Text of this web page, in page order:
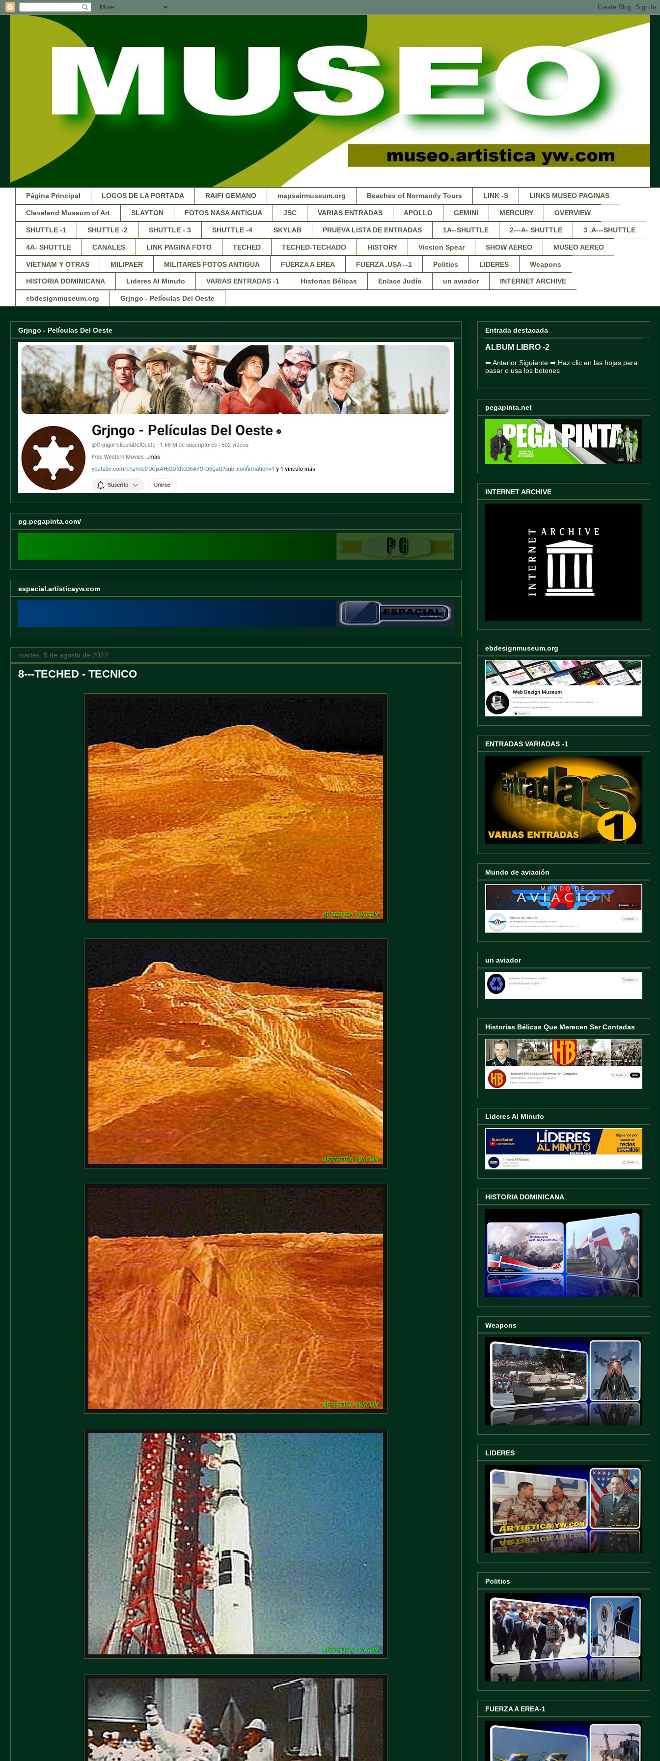
Página Principal LOGOS DE LA PORTADA RAIFI GEMANO mapsairmuseum.org Beaches of Normandy Tours LINK -S LINKS MUSEO PAGINAS
Cleveland Museum of Art SLAYTON FOTOS NASA ANTIGUA JSC VARIAS ENTRADAS APOLLO GEMINI MERCURY OVERVIEW
SHUTTLE -1 SHUTTLE -2 SHUTTLE - 3 SHUTTLE -4 SKYLAB PRUEVA LISTA DE ENTRADAS 1A--SHUTTLE 2---A- SHUTTLE 3 .A---SHUTTLE
4A- SHUTTLE CANALES LINK PAGINA FOTO TECHED TECHED-TECHADO HISTORY Vicsion Spear SHOW AEREO MUSEO AEREO
VIETNAM Y OTRAS MILIPAER MILITARES FOTOS ANTIGUA FUERZA A EREA FUERZA .USA --1 Politics LIDERES Weapons
HISTORIA DOMINICANA Lideres Al Minuto VARIAS ENTRADAS -1 Historias Bélicas Enlace Judío un aviador INTERNET ARCHIVE
ebdesignmuseum.org Grjngo - Películas Del Oeste
Grjngo - Películas Del Oeste
pg.pegapinta.com/
espacial.artisticayw.com
martes, 9 de agosto de 2022
8---TECHED - TECNICO
Entrada destacada
ALBUM LIBRO -2
⬅ Anterior Siguiente ➡ Haz clic en las hojas para
pasar o usa los botones
pegapinta.net
INTERNET ARCHIVE
ebdesignmuseum.org
ENTRADAS VARIADAS -1
Mundo de aviación
un aviador
Historias Bélicas Que Merecen Ser Contadas
Lideres Al Minuto
HISTORIA DOMINICANA
Weapons
LIDERES
Politics
FUERZA A EREA-1